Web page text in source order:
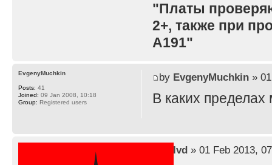
"Платы
2+, также при
A191"
by EvgenyMuchkin» 01
В каких
EvgenyMuchkin
Posts: 41
Joined: 09 Jan 2008, 10:18
Group: Registered users
lvd» 01 Feb 2013,